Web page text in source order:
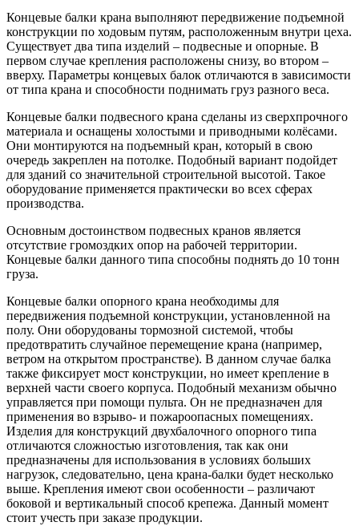
Концевые балки крана выполняют передвижение подъемной
конструкции по ходовым путям, расположенным внутри цеха.
Существует два типа изделий – подвесные и опорные. В
первом случае крепления расположены снизу, во втором –
вверху. Параметры концевых балок отличаются в зависимости
от типа крана и способности поднимать груз разного веса.
Концевые балки подвесного крана сделаны из сверхпрочного
материала и оснащены холостыми и приводными колёсами.
Они монтируются на подъемный кран, который в свою
очередь закреплен на потолке. Подобный вариант подойдет
для зданий со значительной строительной высотой. Такое
оборудование применяется практически во всех сферах
производства.
Основным достоинством подвесных кранов является
отсутствие громоздких опор на рабочей территории.
Концевые балки данного типа способны поднять до 10 тонн
груза.
Концевые балки опорного крана необходимы для
передвижения подъемной конструкции, установленной на
полу. Они оборудованы тормозной системой, чтобы
предотвратить случайное перемещение крана (например,
ветром на открытом пространстве). В данном случае балка
также фиксирует мост конструкции, но имеет крепление в
верхней части своего корпуса. Подобный механизм обычно
управляется при помощи пульта. Он не предназначен для
применения во взрыво- и пожароопасных помещениях.
Изделия для конструкций двухбалочного опорного типа
отличаются сложностью изготовления, так как они
предназначены для использования в условиях больших
нагрузок, следовательно, цена крана-балки будет несколько
выше. Крепления имеют свои особенности – различают
боковой и вертикальный способ крепежа. Данный момент
стоит учесть при заказе продукции.